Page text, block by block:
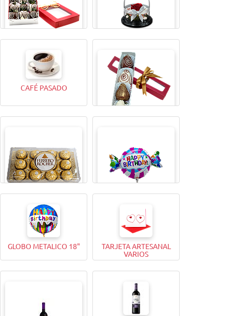
CAJITA MAGICAX9 TODA UNA VIDA ROSA
CAFÉ PASADO
BOMBONES FERRERO
ROCHER (12 Unidades)
GLOBO METALICO 9"
GLOBO METALICO 18"
TARJETA ARTESANAL
VARIOS